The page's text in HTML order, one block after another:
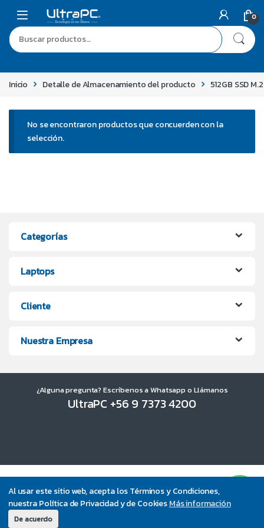
Al usar este sitio web, acepta los Términos y Condiciones,
nuestra Política de Privacidad y de CookiesMás información
De acuerdo
0
Inicio Detalle de Almacenamiento del producto 512GB SSD
No se encontraron productos que concuerden con la
selección.
Categorías
Laptops
Cliente
Nuestra Empresa
¿Alguna pregunta? Escríbenos a Whatsapp o Llámanos
UltraPC +56 9 7373 4200